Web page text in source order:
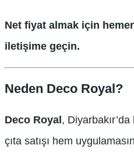
Net fiyat almak için
iletişime geçin.
Neden Deco Royal?
Deco Royal,
çıta satışı hem